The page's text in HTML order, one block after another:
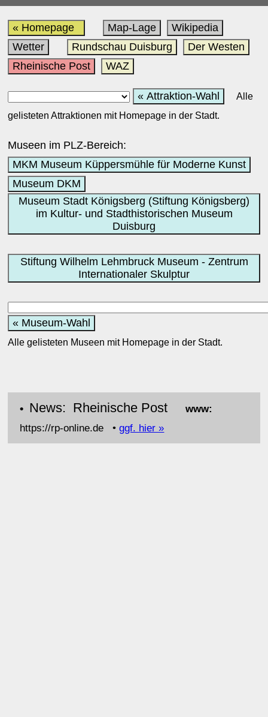
« Homepage Map-Lage
Wikipedia
Wetter
Rundschau Duisburg
Der Westen
Rheinische Post
WAZ
« Attraktion-Wahl
Alle
gelisteten Attraktionen mit Homepage in der Stadt.
Museen im PLZ-Bereich:
MKM Museum Küppersmühle für Moderne Kunst
Museum DKM
Museum Stadt Königsberg (Stiftung Königsberg)
im Kultur- und Stadthistorischen Museum
Duisburg
Stiftung Wilhelm Lehmbruck Museum - Zentrum
Internationaler Skulptur
« Museum-Wahl
Alle gelisteten Museen mit Homepage in der Stadt.
• News: Rheinische Postwww:
https://rp-online.de •ggf. hier »